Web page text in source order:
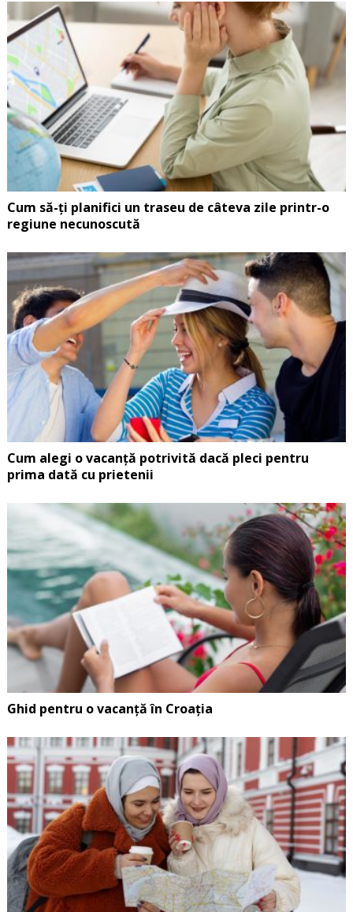
Cum să-ți planifici un traseu de câteva zile printr-o
regiune necunoscută
Cum alegi o vacanță potrivită dacă pleci pentru
prima dată cu prietenii
Ghid pentru o vacanță în Croația